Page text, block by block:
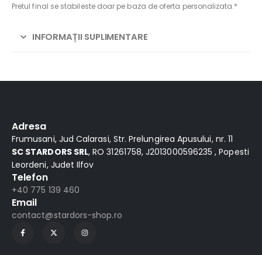
Pretul final se stabileste doar pe baza de oferta personalizata.*
INFORMAȚII SUPLIMENTARE
Adresa
Frumusani, Jud Calarasi, Str. Prelungirea Apusului, nr. 11
SC STARDORS SRL, RO 31261758, J2013000596235 , Popesti
Leordeni, Judet Ilfov
Telefon
+40 775 139 460
Email
contact@stardors-shop.ro